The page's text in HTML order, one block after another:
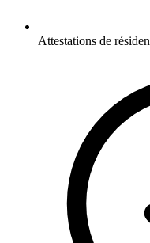
Attestations de